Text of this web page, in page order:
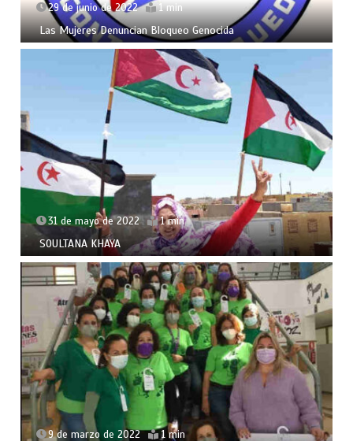
29 de junio de 2022 1 min
Las Mujeres Denuncian Bloqueo Genocida
31 de mayo de 2022 1 min
SOULTANA KHAYA
9 de marzo de 2022 1 min